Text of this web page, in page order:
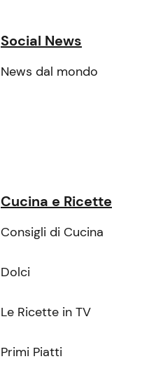
Social News
News dal mondo
Cucina e Ricette
Consigli di Cucina
Dolci
Le Ricette in TV
Primi Piatti